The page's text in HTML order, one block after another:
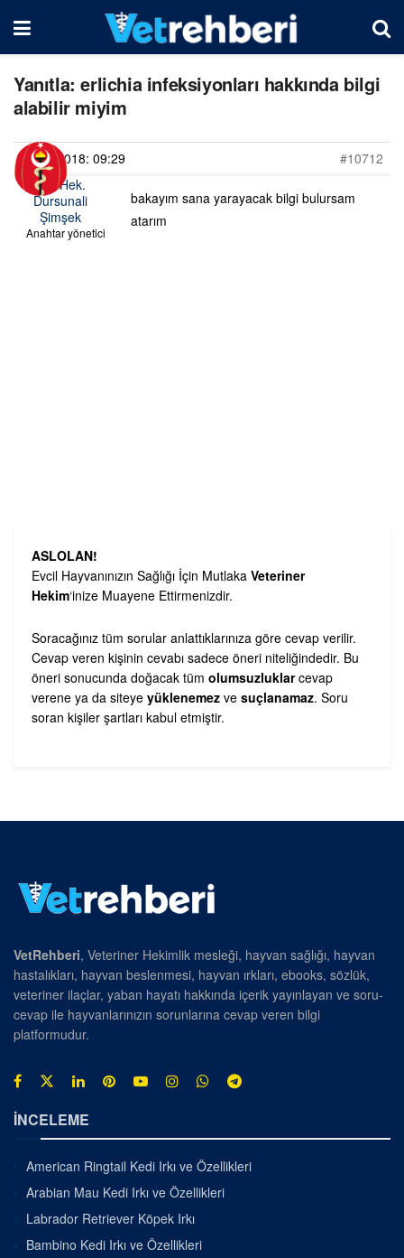
Yanıtla: erlichia infeksiyonları hakkında bilgi
alabilir miyim
08/05/2018: 09:29
#10712
Vet. Hek.
Dursunali
Şimşek
Anahtar yönetici
bakayım sana yarayacak bilgi bulursam
atarım
ASLOLAN!
Evcil Hayvanınızın Sağlığı İçin Mutlaka Veteriner
Hekim‘inize Muayene Ettirmenizdir.
Soracağınız tüm sorular anlattıklarınıza göre cevap verilir.
Cevap veren kişinin cevabı sadece öneri niteliğindedir. Bu
öneri sonucunda doğacak tüm olumsuzluklarcevap
verene ya da siteye yüklenemez ve suçlanamaz. Soru
soran kişiler şartları kabul etmiştir.
VetRehberi, Veteriner Hekimlik mesleği, hayvan sağlığı, hayvan
hastalıkları, hayvan beslenmesi, hayvan ırkları, ebooks, sözlük,
veteriner ilaçlar, yaban hayatı hakkında içerik yayınlayan ve soru-
cevap ile hayvanlarınızın sorunlarına cevap veren bilgi
platformudur.
İNCELEME
American Ringtail Kedi Irkı ve Özellikleri
Arabian Mau Kedi Irkı ve Özellikleri
Labrador Retriever Köpek Irkı
Bambino Kedi Irkı ve Özellikleri